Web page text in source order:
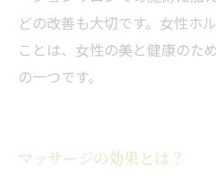
どの改善も大切です。女性ホ
ことは、女性の美と健康のた
の一つです。
マッサージの効果とは？